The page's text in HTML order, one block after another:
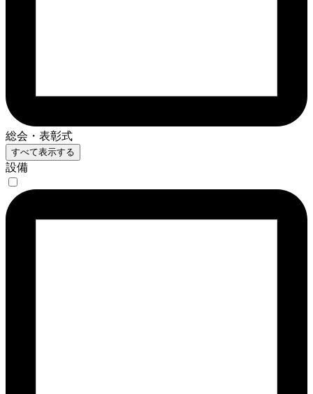
総会・表彰式
すべて表示する
設備